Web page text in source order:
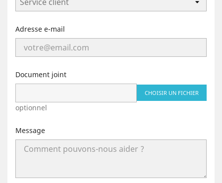
Adresse e-mail
Document joint
CHOISIR UN FICHIER
optionnel
Message